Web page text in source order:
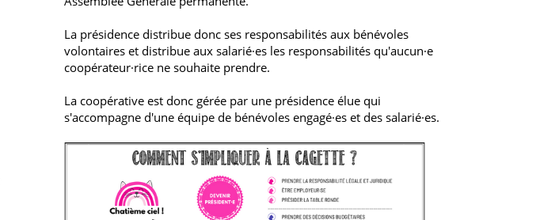
La présidence distribue donc ses responsabilités aux bénévoles
volontaires et distribue aux salarié·es les responsabilités qu'aucun·e
coopérateur·rice ne souhaite prendre.
La coopérative est donc gérée par une présidence élue qui
s'accompagne d'une équipe de bénévoles engagé·es et des salarié·es.